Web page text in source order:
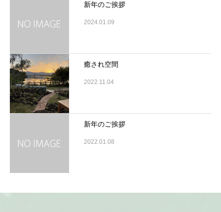
新年のご挨拶
2024.01.09
癒され空間
2022.11.04
新年のご挨拶
2022.01.08